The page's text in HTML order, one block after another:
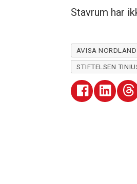
Stavrum har
AVISA NORDLAND
STIFTELSEN